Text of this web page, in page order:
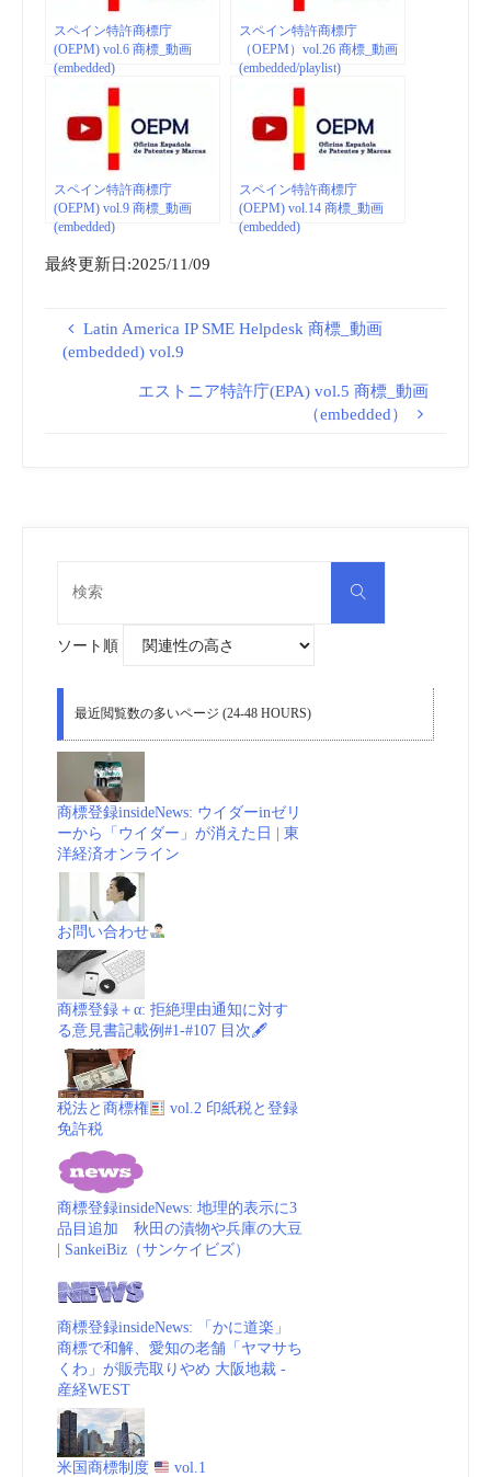
スペイン特許商標庁
(OEPM) vol.6 商標_動画
(embedded)
スペイン特許商標庁
（OEPM）vol.26 商標_動画
(embedded/playlist)
スペイン特許商標庁
(OEPM) vol.9 商標_動画
(embedded)
スペイン特許商標庁
(OEPM) vol.14 商標_動画
(embedded)
最終更新日:2025/11/09
Latin America IP SME Helpdesk 商標_動画
(embedded) vol.9
エストニア特許庁(EPA) vol.5 商標_動画
（embedded）
検
ソート順
最近閲覧数の多いページ (24-48 HOURS)
商標登録insideNews: ウイダーinゼリ
ーから「ウイダー」が消えた日 | 東
洋経済オンライン
お問い合わせ
商標登録＋α: 拒絶理由通知に対す
る意見書記載例#1-#107 目次🖋
税法と商標権
vol.2 印紙税と登録
免許税
商標登録insideNews: 地理的表示に3
品目追加 秋田の漬物や兵庫の大豆
| SankeiBiz（サンケイビズ）
商標登録insideNews: 「かに道楽」
商標で和解、愛知の老舗「ヤマサち
くわ」が販売取りやめ 大阪地裁 -
産経WEST
米国商標制度 vol.1